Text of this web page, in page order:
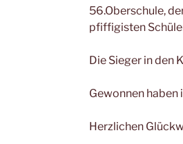
56.Oberschule,
pfiffigisten
Die Sieger in den
Gewonnen haben
Herzlichen